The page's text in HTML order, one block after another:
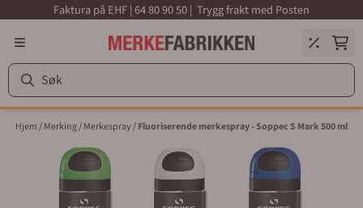
Hopp til innholdFaktura på EHF | 64 80 90 50 | Trygg frakt med Posten
Hjem/Merking/Merkespray/Fluoriserende merkespray - Soppec S Mark 500 ml